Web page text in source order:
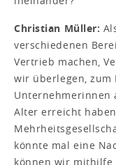
Christian Müller:
verschiedenen
Vertrieb machen,
wir überlegen, zum
Unternehmerinnen
Alter erreicht
könnte mal eine
können wir